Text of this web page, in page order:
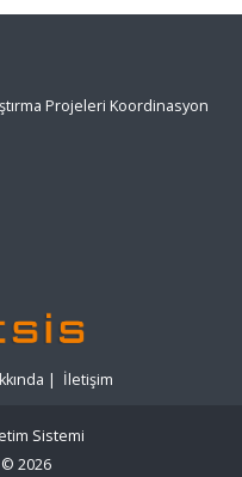
Projeleri Koordinasyon
| İletişim
Sistemi
© 2026